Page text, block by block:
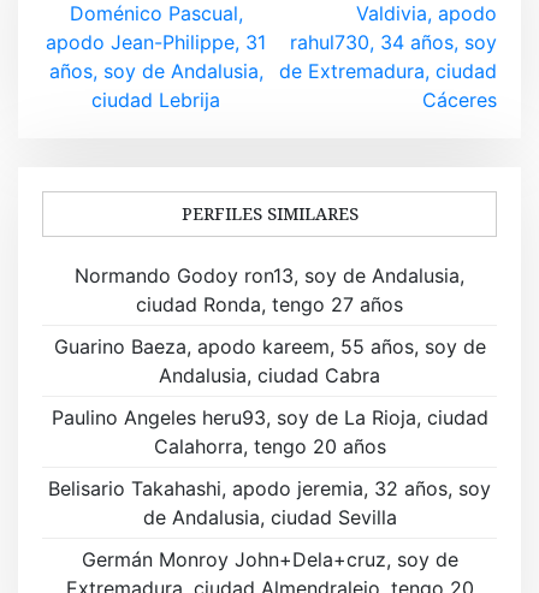
a
v
ó
n
e
Doménico Pascual,
apodo Jean-Philippe, 31
años, soy de Andalusia,
ciudad Lebrija
Valdivia, apodo
rahul730, 34 años, soy
de Extremadura, ciudad
Cáceres
PERFILES SIMILARES
Normando Godoy ron13, soy de Andalusia,
ciudad Ronda, tengo 27 años
Guarino Baeza, apodo kareem, 55 años, soy de
Andalusia, ciudad Cabra
Paulino Angeles heru93, soy de La Rioja, ciudad
Calahorra, tengo 20 años
Belisario Takahashi, apodo jeremia, 32 años, soy
de Andalusia, ciudad Sevilla
Germán Monroy John+Dela+cruz, soy de